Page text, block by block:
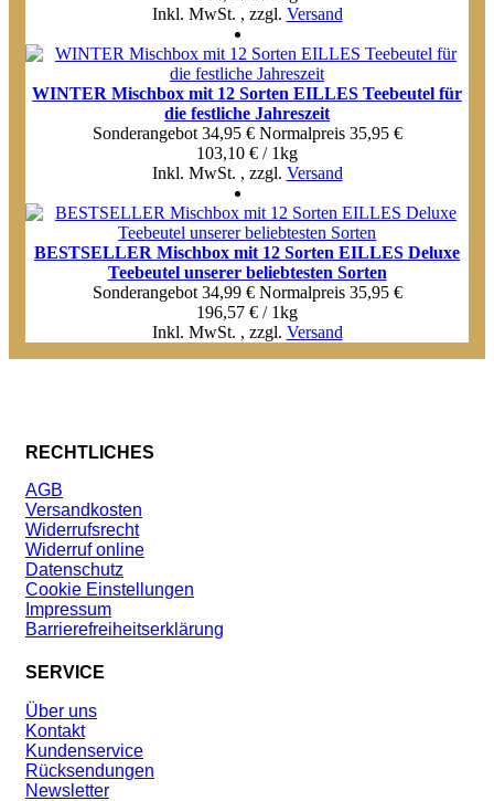
Inkl. MwSt. , zzgl. Versand
WINTER Mischbox mit 12 Sorten EILLES Teebeutel für
die festliche Jahreszeit
Sonderangebot 34,95 € Normal­preis 35,95 €
103,10 € / 1kg
Inkl. MwSt. , zzgl. Versand
BESTSELLER Mischbox mit 12 Sorten EILLES Deluxe
Teebeutel unserer beliebtesten Sorten
Sonderangebot 34,99 € Normal­preis 35,95 €
196,57 € / 1kg
Inkl. MwSt. , zzgl. Versand
RECHTLICHES
AGB
Versandkosten
Widerrufsrecht
Widerruf online
Datenschutz
Cookie Einstellungen
Impressum
Barrierefreiheitserklärung
SERVICE
Über uns
Kontakt
Kundenservice
Rücksendungen
Newsletter